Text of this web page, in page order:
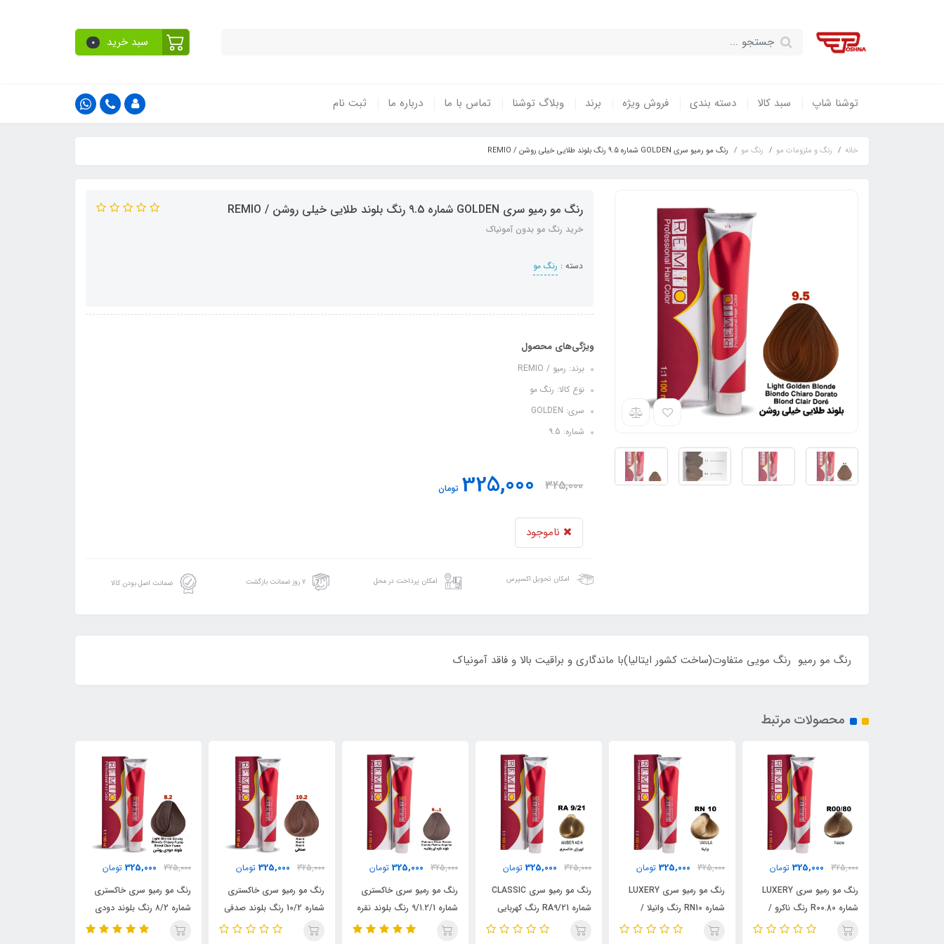
سبد خرید 0
توشنا شاپ سبد کالا دسته بندی فروش ویژه برند وبلاگ توشنا تماس با ما درباره ما ثبت نام
خانه رنگ و ملزومات مو رنگ مو رنگ مو رمیو سری GOLDEN شماره ۹.5 رنگ بلوند طلایی خیلی روشن / REMIO
رنگ مو رمیو سری GOLDEN شماره ۹.5 رنگ بلوند طلایی خیلی روشن / REMIO
خرید رنگ مو بدون آمونیاک
دسته : رنگ مو
ویژگی‌های محصول
برند: رمیو / REMIO
نوع کالا: رنگ مو
سری: GOLDEN
شماره: ۹.5
325,000
325,000 تومان
ناموجود
امکان تحویل اکسپرس امکان پرداخت در محل ۷ روز ضمانت بازگشت ضمانت اصل بودن کالا
رنگ مو رمیو رنگ مویی متفاوت(ساخت کشور ایتالیا)با ماندگاری و براقیت بالا و فاقد آمونیاک
محصولات مرتبط
325,000
325,000 تومان
رنگ مو رمیو سری LUXERY
شماره RN10 رنگ وانیلا /
REMIO
325,000
325,000 تومان
رنگ مو رمیو سری CLASSIC
شماره RA9/21 رنگ کهربایی
خاکستری / REMIO
325,000
325,000 تومان
رنگ مو رمیو سری خاکستری
شماره 9/1.2/1 رنگ بلوند نقره
ای پلاتینه / REMIO
325,000
325,000 تومان
رنگ مو رمیو سری خاکستری
شماره 10/2 رنگ بلوند صدفی
/ REMIO
325,000
325,000 تومان
رنگ مو رمیو سری خاکستری
شماره ۸/2 رنگ بلوند دودی
روشن / REMIO
325,000
325,000 تومان
رنگ مو رمیو سری خاکستری
شماره 6/2 رنگ بلوند دودی
تیره / REMIO